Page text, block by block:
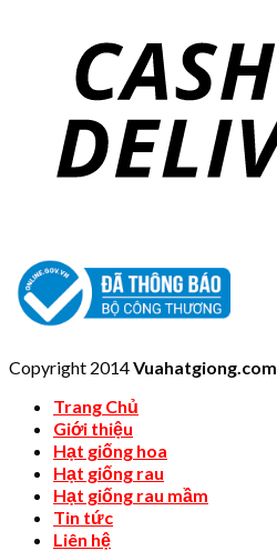
Copyright 2014Vuahatgiong.com
Trang Chủ
Giới thiệu
Hạt giống hoa
Hạt giống rau
Hạt giống rau mầm
Tin tức
Liên hệ